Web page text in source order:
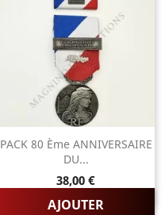
PACK 80 Ème ANNIVERSAIRE
DU...
Prix
38,00 €
AJOUTER